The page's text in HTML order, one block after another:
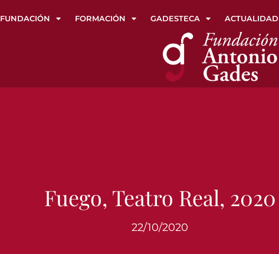
FUNDACIÓN FORMACIÓN GADESTECA ACTUALIDAD
Fuego, Teatro Real, 2020
22/10/2020